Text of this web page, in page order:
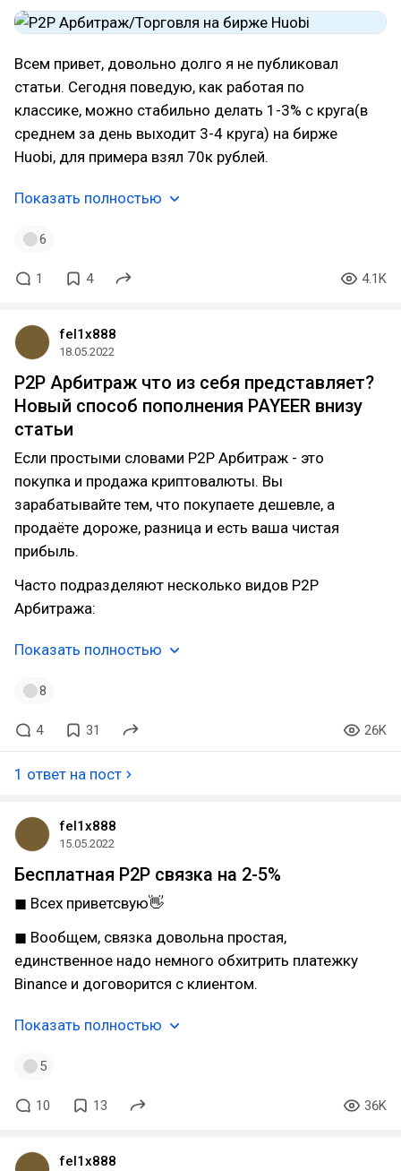
Всем привет, довольно долго я не публиковал
статьи. Сегодня поведую, как работая по
классике, можно стабильно делать 1-3% с круга(в
среднем за день выходит 3-4 круга) на бирже
Huobi, для примера взял 70к рублей.
Показать полностью
6
1 4 4.1K
fel1x888
18.05.2022
P2P Арбитраж что из себя представляет?
Новый способ пополнения PAYEER внизу
статьи
Если простыми словами P2P Арбитраж - это
покупка и продажа криптовалюты. Вы
зарабатывайте тем, что покупаете дешевле, а
продаёте дороже, разница и есть ваша чистая
прибыль.
Часто подразделяют несколько видов P2P
Арбитража:
Показать полностью
8
4 31 26K
1 ответ на пост
fel1x888
15.05.2022
Бесплатная P2P связка на 2-5%
◼ Всех приветсвую👋
◼ Вообщем, связка довольна простая,
единственное надо немного обхитрить платежку
Binance и договорится с клиентом.
Показать полностью
5
10 13 36K
fel1x888